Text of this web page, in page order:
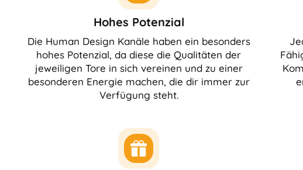
Hohes Potenzial
Die Human Design Kanäle haben ein besonders
hohes Potenzial, da diese die Qualitäten der
jeweiligen Tore in sich vereinen und zu einer
besonderen Energie machen, die dir immer zur
Verfügung steht.